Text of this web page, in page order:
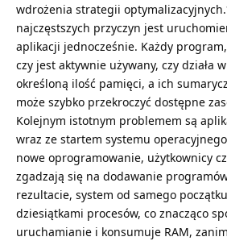
wdrożenia strategii
najczęstszych przyczyn jest
aplikacji jednocześnie. Każdy
czy jest aktywnie używany, czy działa
określoną ilość pamięci, a ich
może szybko przekroczyć dostępne
Kolejnym istotnym problemem są
wraz ze startem systemu
nowe oprogramowanie, użytkownicy
zgadzają się na dodawanie
rezultacie, system od samego
dziesiątkami procesów, co znacząco
uruchamianie i konsumuje RAM,